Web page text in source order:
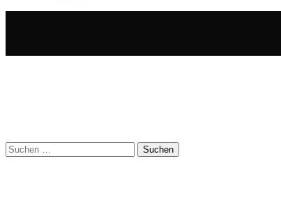
Suchen
nach: